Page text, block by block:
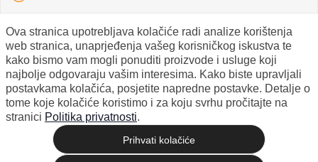
© 2026 Mobis electronic d.o.o. - Sva
Ova stranica upotrebljava kolačiće radi analize korištenja
web stranica, unaprjeđenja vašeg korisničkog iskustva te
kako bismo vam mogli ponuditi proizvode i usluge koji
najbolje odgovaraju vašim interesima. Kako biste upravljali
postavkama kolačića, posjetite napredne postavke. Detalje o
tome koje kolačiće koristimo i za koju svrhu pročitajte na
stranici Politika privatnosti.
Prihvati kolačiće